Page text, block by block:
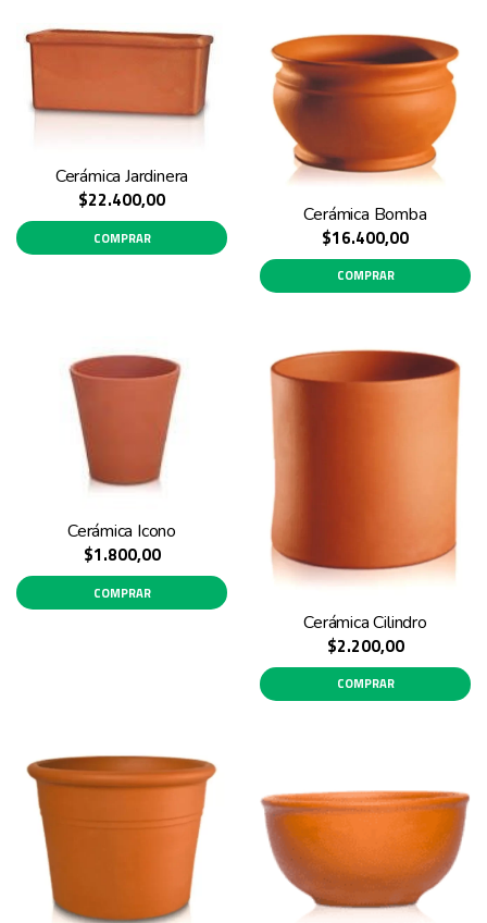
Cerámica Jardinera
$22.400,00
COMPRAR
Cerámica Bomba
$16.400,00
COMPRAR
Cerámica Icono
$1.800,00
COMPRAR
Cerámica Cilindro
$2.200,00
COMPRAR